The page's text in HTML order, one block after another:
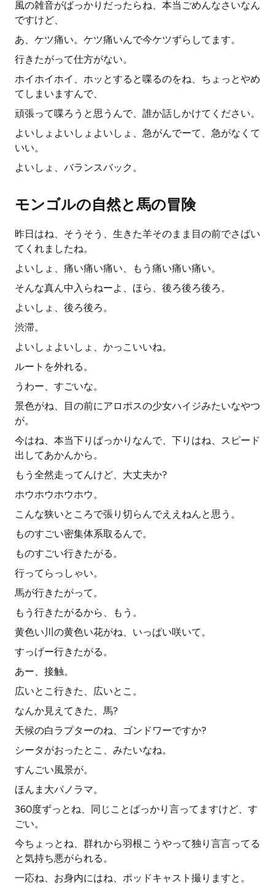
風の雑音がばっかりだったらね、本当ごめんなさいなん
ですけど、
あ、ケツ痛い。ケツ痛いんで今ケツずらしてます。
行きたがって仕方がない。
ホイホイホイ、ホッとすると喋るのをね、ちょっとやめ
てしまいますんで、
頑張って喋ろうと思うんで、誰か話しかけてください。
よいしょよいしょよいしょ、急がんでーて、急がなくて
いい。
よいしょ、バランスバック。
モンゴルの自然と馬の冒険
昨日はね、そうそう、生きた羊そのまま目の前でさばい
てくれましたね。
よいしょ、痛い痛い痛い、もう痛い痛い痛い。
そんな真ん中入らねーよ、ほら、後ろ後ろ後ろ。
よいしょ、後ろ後ろ。
渋滞。
よいしょよいしょ、かっこいいね。
ルートを外れる。
うわー、すごいな。
景色がね、目の前にアロポスの少女ハイジみたいなやつ
が。
今はね、本当下りばっかりなんで、下りはね、スピード
出してあかんから。
もう全然走ってんけど、大丈夫か?
ホウホウホウホウ。
こんな狭いところで張り切らんでええねんと思う。
ものすごい密集体系取るんで。
ものすごい行きたがる。
行ってらっしゃい。
馬が行きたがって。
もう行きたがるから、もう。
黄色い川の黄色い花がね、いっぱい咲いて。
すっげー行きたがる。
あー、接触。
広いとこ行きた、広いとこ。
なんか見えてきた、馬?
天候の白ラプターのね、ゴンドワーですか?
シータがおったとこ、みたいなね。
すんごい風景が。
ほんま大パノラマ。
360度ずっとね、同じことばっかり言ってますけど、す
ごい。
今ちょっとね、群れから羽根こうやって独り言言ってる
と気持ち悪がられる。
一応ね、お身内にはね、ポッドキャスト撮りますと。